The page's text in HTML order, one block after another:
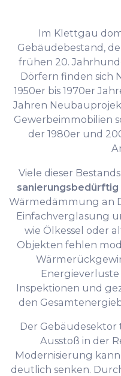
Im Klettgau
Gebäudebestand,
frühen 20.
Dörfern finden sich
1950er bis 1970er
Jahren
Gewerbeimmobilien
der 1980er und
Viele dieser
sanierungsbedürftig
Wärmedämmung an
Einfachverglasung
wie Ölkessel oder
Objekten fehlen
Inspektionen und
den
Der
Ausstoß in der
Modernisierung
deutlich senken.